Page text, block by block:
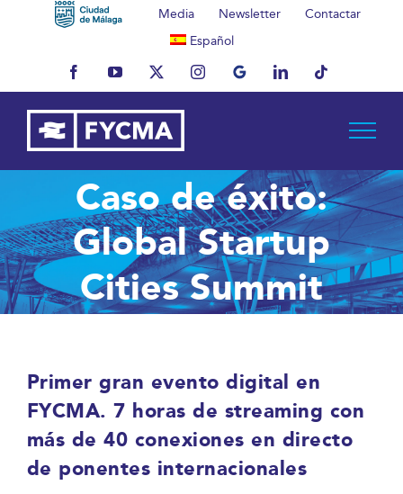
Media Newsletter
Contactar
Español
FacebookYouTubeX InstagramMyBusinessLinkedInTiktok
Caso de éxito:
Global Startup
Cities Summit
Primer gran evento digital en
FYCMA. 7 horas de streaming con
más de 40 conexiones en directo
de ponentes internacionales